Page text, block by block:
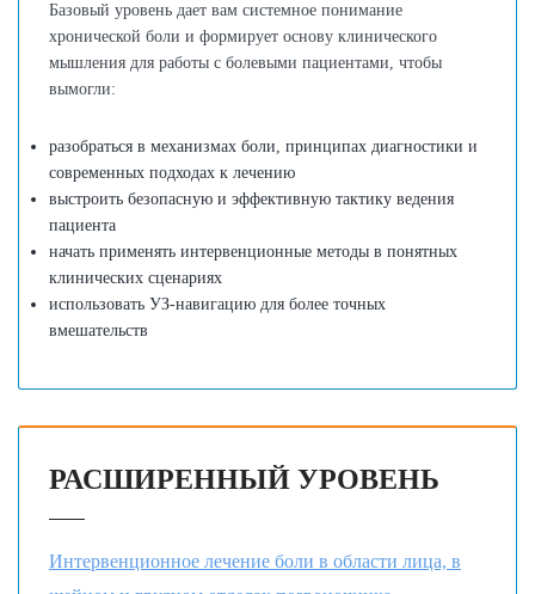
Базовый уровень дает вам системное понимание
хронической боли и формирует основу клинического
мышления для работы с болевыми пациентами, чтобы
вымогли:
разобраться в механизмах боли, принципах диагностики и
современных подходах к лечению
выстроить безопасную и эффективную тактику ведения
пациента
начать применять интервенционные методы в понятных
клинических сценариях
использовать УЗ-навигацию для более точных
вмешательств
РАСШИРЕННЫЙ УРОВЕНЬ
Интервенционное лечение боли в области лица, в